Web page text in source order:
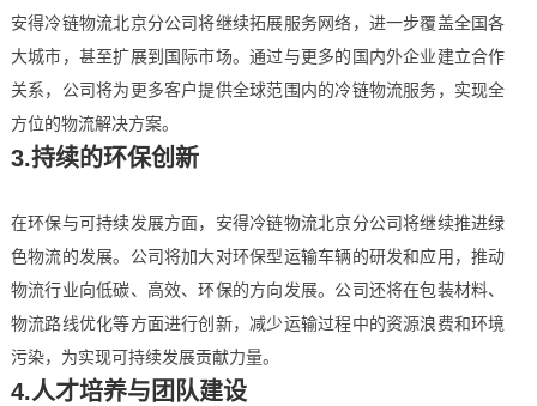
安得冷链物流北京分公司将继续拓展服务网络，进一步覆盖全国各
大城市，甚至扩展到国际市场。通过与更多的国内外企业建立合作
关系，公司将为更多客户提供全球范围内的冷链物流服务，实现全
方位的物流解决方案。
3.持续的环保创新
在环保与可持续发展方面，安得冷链物流北京分公司将继续推进绿
色物流的发展。公司将加大对环保型运输车辆的研发和应用，推动
物流行业向低碳、高效、环保的方向发展。公司还将在包装材料、
物流路线优化等方面进行创新，减少运输过程中的资源浪费和环境
污染，为实现可持续发展贡献力量。
4.人才培养与团队建设